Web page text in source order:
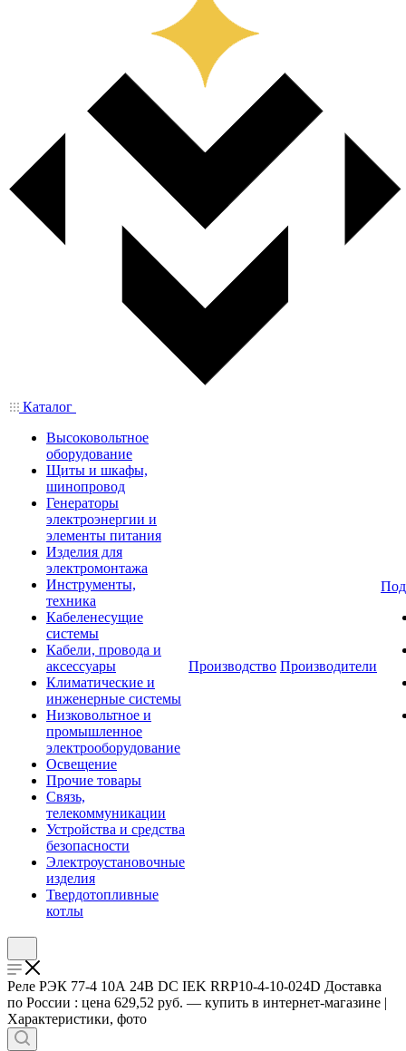
Каталог
Высоковольтное
оборудование
Щиты и шкафы,
шинопровод
Генераторы
электроэнергии и
элементы питания
Изделия для
электромонтажа
Инструменты,
техника
Кабеленесущие
системы
Кабели, провода и
аксессуары
Климатические и
инженерные системы
Низковольтное и
промышленное
электрооборудование
Освещение
Прочие товары
Связь,
телекоммуникации
Устройства и средства
безопасности
Электроустановочные
изделия
Твердотопливные
котлы
Производство Производители
Реле РЭК 77-4 10А 24В DC IEK RRP10-4-10-024D Доставка
по России : цена 629,52 руб. — купить в интернет-магазине |
Характеристики, фото